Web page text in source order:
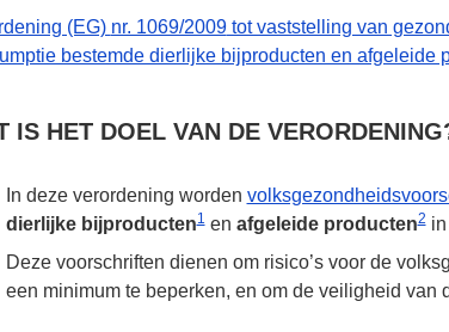
(EG) nr. 1069/2009tot vaststelling van
bestemde dierlijke bijproducten en afgeleide
IS HET DOEL VAN DE
In deze verordening worden
dierlijke bijproducten1en afgeleide producten2in
Deze voorschriften dienen om risico’s voor de
een minimum te beperken, en om de veiligheid van